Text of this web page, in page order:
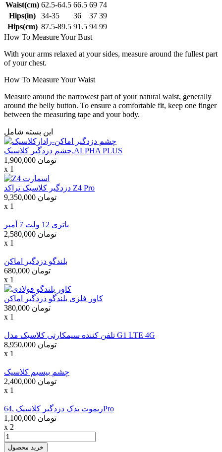
Waist(cm) 62.5-64.5 66.5 69 74
Hips(in)
34-35 36 37 39
Hips(cm) 87.5-89.5 91.5 94 99
How To Measure Your Bust
With your arms relaxed at your sides, measure around the fullest part
of your chest.
How To Measure Your Waist
Measure around the narrowest part of your natural waist, generally
around the belly button. To ensure a comfortable fit, keep one finger
between the measuring tape and your body.
این بسته شامل
چشم دزدگیر کلاسیک,ALPHA PLUS
1,900,000 تومان
x 1
دزدگیر کلاسیک تراکد Z4 Pro
9,350,000 تومان
x 1
باتری 12 ولت 7 آمپر
2,580,000 تومان
x 1
بلندگو دزدگیر اماکن
680,000 تومان
x 1
کاور فلزی بلندگو دزدگیر اماکن
380,000 تومان
x 1
تلفن کننده سیمکارتی کلاسیک مدل G1 LTE 4G
8,950,000 تومان
x 1
چشم بیسیم کلاسیک
2,400,000 تومان
x 1
ریموت یدک دزدگیر کلاسیک ,64Pro
1,100,000 تومان
x 2
خرید محصول